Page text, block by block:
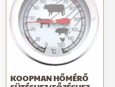
KOOPMAN HŐMÉRŐ